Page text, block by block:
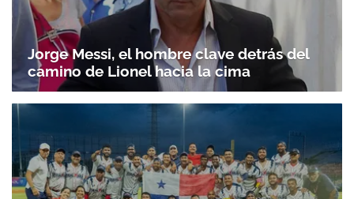
Jorge Messi, el hombre clave detrás del
camino de Lionel hacia la cima